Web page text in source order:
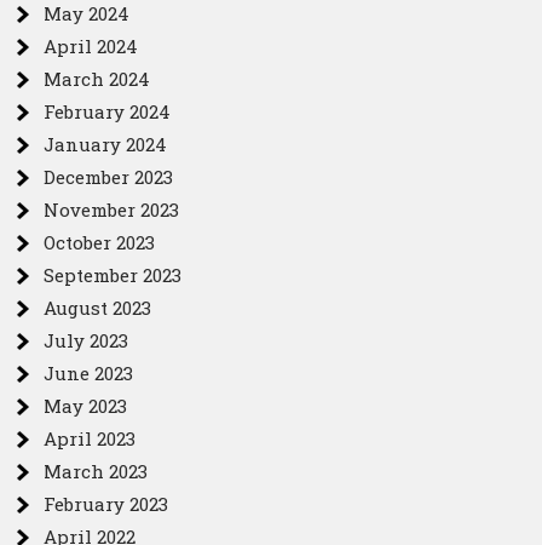
May 2024
April 2024
March 2024
February 2024
January 2024
December 2023
November 2023
October 2023
September 2023
August 2023
July 2023
June 2023
May 2023
April 2023
March 2023
February 2023
April 2022